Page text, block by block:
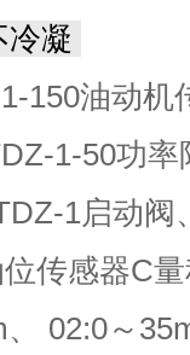
冷凝
150油动机
1-50功率
1启动阀
传感器C
02:0～